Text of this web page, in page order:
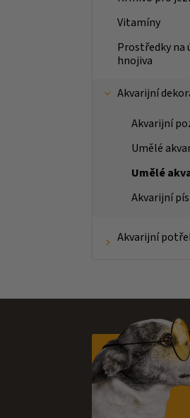
Vitamíny
Prostředky na
hnojiva
Akvarijní
Akvarijní
Umělé
Umělé
Akvarijní
Akvarijní